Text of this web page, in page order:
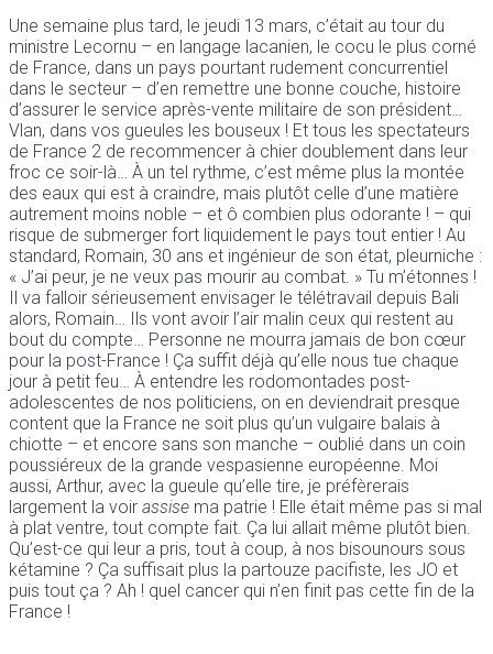
Une semaine plus tard, le jeudi 13 mars, c’était au tour du
ministre Lecornu – en langage lacanien, le cocu le plus corné
de France, dans un pays pourtant rudement concurrentiel
dans le secteur – d’en remettre une bonne couche, histoire
d’assurer le service après-vente militaire de son président…
Vlan, dans vos gueules les bouseux ! Et tous les spectateurs
de France 2 de recommencer à chier doublement dans leur
froc ce soir-là… À un tel rythme, c’est même plus la montée
des eaux qui est à craindre, mais plutôt celle d’une matière
autrement moins noble – et ô combien plus odorante ! – qui
risque de submerger fort liquidement le pays tout entier ! Au
standard, Romain, 30 ans et ingénieur de son état, pleurniche :
« J’ai peur, je ne veux pas mourir au combat. » Tu m’étonnes !
Il va falloir sérieusement envisager le télétravail depuis Bali
alors, Romain… Ils vont avoir l’air malin ceux qui restent au
bout du compte… Personne ne mourra jamais de bon cœur
pour la post-France ! Ça suffit déjà qu’elle nous tue chaque
jour à petit feu… À entendre les rodomontades post-
adolescentes de nos politiciens, on en deviendrait presque
content que la France ne soit plus qu’un vulgaire balais à
chiotte – et encore sans son manche – oublié dans un coin
poussiéreux de la grande vespasienne européenne. Moi
aussi, Arthur, avec la gueule qu’elle tire, je préfèrerais
largement la voir assise ma patrie ! Elle était même pas si mal
à plat ventre, tout compte fait. Ça lui allait même plutôt bien.
Qu’est-ce qui leur a pris, tout à coup, à nos bisounours sous
kétamine ? Ça suffisait plus la partouze pacifiste, les JO et
puis tout ça ? Ah ! quel cancer qui n’en finit pas cette fin de la
France !